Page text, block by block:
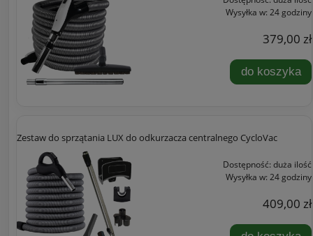
Wysyłka w: 24 godziny
379,00 zł
do koszyka
Zestaw do sprzątania LUX do odkurzacza centralnego CycloVac
Dostępność: duża ilość
Wysyłka w: 24 godziny
409,00 zł